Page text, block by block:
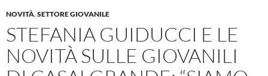
NOVITÀ,SETTORE GIOVANILE
STEFANIA GUIDUCCI E LE
NOVITÀ SULLE GIOVANILI